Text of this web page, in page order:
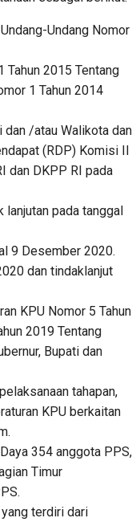
Undang Nomor
Tahun 2015 Tentang
1 Tahun 2014
dan /atau Walikota dan
(RDP) Komisi II
dan DKPP RI pada
pada tanggal
9 Desember 2020.
dan tindaklanjut
KPU Nomor 5 Tahun
2019 Tentang
Bupati dan
tahapan,
KPU berkaitan
354 anggota PPS,
Timur
terdiri dari